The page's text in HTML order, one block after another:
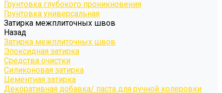
Грунтовка глубокого проникновения
Грунтовка универсальная
Затирка межплиточных швов
Назад
Затирка межплиточных швов
Эпоксидная затирка
Средства очистки
Силиконовая затирка
Цементная затирка
Декоративная добавка/ паста для ручной колеровки